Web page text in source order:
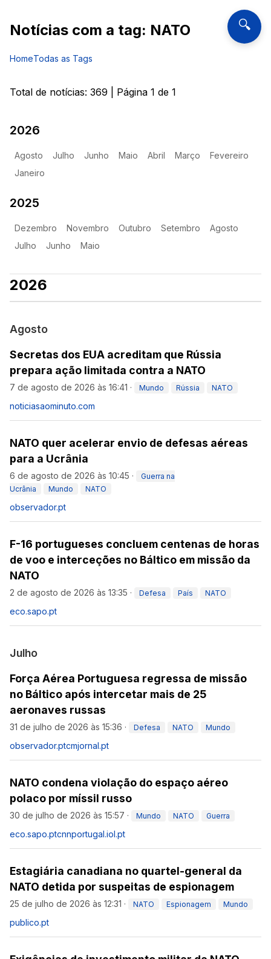
🔍
Notícias com a tag: NATO
HomeTodas as Tags
Total de notícias: 369 | Página 1 de 1
2026
Agosto Julho Junho Maio Abril Março
Fevereiro
Janeiro
2025
Dezembro Novembro Outubro Setembro
Agosto
Julho
Junho Maio
2026
Agosto
Secretas dos EUA acreditam que Rússia
prepara ação limitada contra a NATO
7 de agosto de 2026 às 16:41 · Mundo Rússia NATO
noticiasaominuto.com
NATO quer acelerar envio de defesas aéreas
para a Ucrânia
6 de agosto de 2026 às 10:45 ·
Guerra na
Ucrânia
Mundo NATO
observador.pt
F-16 portugueses concluem centenas de horas
de voo e interceções no Báltico em missão da
NATO
2 de agosto de 2026 às 13:35 · Defesa País NATO
eco.sapo.pt
Julho
Força Aérea Portuguesa regressa de missão
no Báltico após intercetar mais de 25
aeronaves russas
31 de julho de 2026 às 15:36 · Defesa NATO Mundo
observador.ptcmjornal.pt
NATO condena violação do espaço aéreo
polaco por míssil russo
30 de julho de 2026 às 15:57 · Mundo NATO Guerra
eco.sapo.ptcnnportugal.iol.pt
Estagiária canadiana no quartel-general da
NATO detida por suspeitas de espionagem
25 de julho de 2026 às 12:31 · NATO Espionagem Mundo
publico.pt